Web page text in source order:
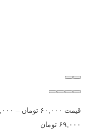
قیمت ۶۰,۰۰۰ تومان –
۶۹,۰۰۰ تومان